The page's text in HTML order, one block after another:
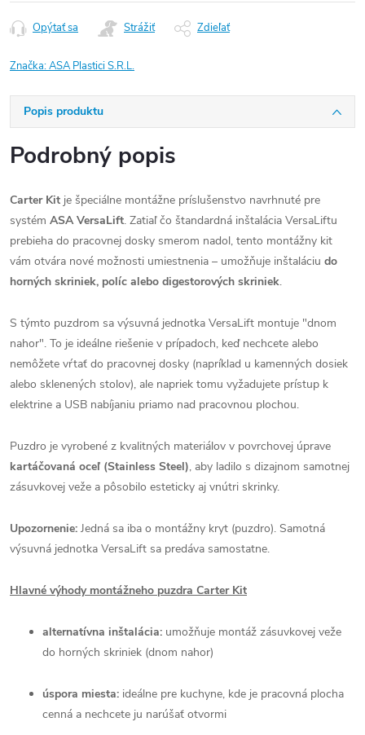
Opýtať sa Strážiť Zdieľať
Značka:ASA Plastici S.R.L.
Popis produktu
Podrobný popis
Carter Kit je špeciálne montážne príslušenstvo navrhnuté pre
systém ASA VersaLift. Zatiaľ čo štandardná inštalácia VersaLiftu
prebieha do pracovnej dosky smerom nadol, tento montážny kit
vám otvára nové možnosti umiestnenia – umožňuje inštaláciu do
horných skriniek, políc alebo digestorových skriniek.
S týmto puzdrom sa výsuvná jednotka VersaLift montuje "dnom
nahor". To je ideálne riešenie v prípadoch, keď nechcete alebo
nemôžete vŕtať do pracovnej dosky (napríklad u kamenných dosiek
alebo sklenených stolov), ale napriek tomu vyžadujete prístup k
elektrine a USB nabíjaniu priamo nad pracovnou plochou.
Puzdro je vyrobené z kvalitných materiálov v povrchovej úprave
kartáčovaná oceľ (Stainless Steel), aby ladilo s dizajnom samotnej
zásuvkovej veže a pôsobilo esteticky aj vnútri skrinky.
Upozornenie: Jedná sa iba o montážny kryt (puzdro). Samotná
výsuvná jednotka VersaLift sa predáva samostatne.
Hlavné výhody montážneho puzdra Carter Kit
alternatívna inštalácia: umožňuje montáž zásuvkovej veže
do horných skriniek (dnom nahor)
úspora miesta: ideálne pre kuchyne, kde je pracovná plocha
cenná a nechcete ju narúšať otvormi